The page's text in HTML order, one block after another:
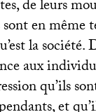
de leurs
en même
la
aux
qu’ils